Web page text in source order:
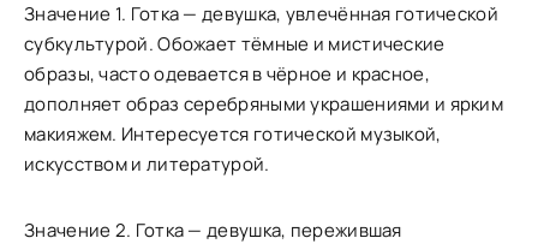
Значение 1. Готка — девушка, увлечённая готической
субкультурой. Обожает тёмные и мистические
образы, часто одевается в чёрное и красное,
дополняет образ серебряными украшениями и ярким
макияжем. Интересуется готической музыкой,
искусством и литературой.
Значение 2. Готка — девушка, пережившая